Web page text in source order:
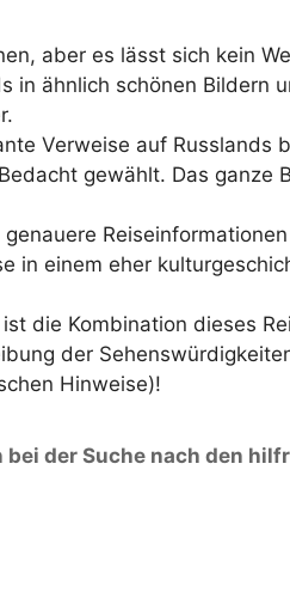
aber es lässt sich kein
in ähnlich schönen Bildern
Verweise auf Russlands
gewählt. Das ganze
in einem eher
die Kombination dieses
der
Hinweise)!
bei der Suche nach den